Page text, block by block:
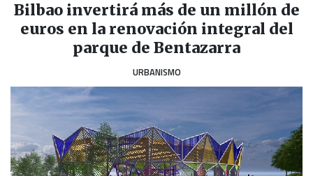
Bilbao invertirá más de un millón de
euros en la renovación integral del
parque de Bentazarra
URBANISMO